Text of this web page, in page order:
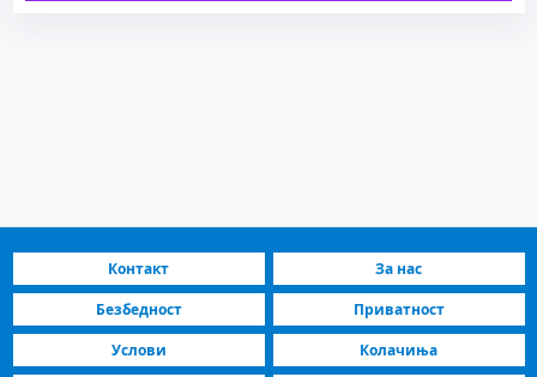
Контакт
За нас
Безбедност
Приватност
Услови
Колачиња